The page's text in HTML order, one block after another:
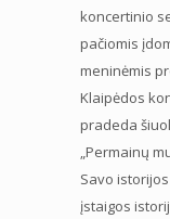
koncertinio
pačiomis
meninėmis
Klaipėdos
pradeda
„Permainų
Savo
įstaigos